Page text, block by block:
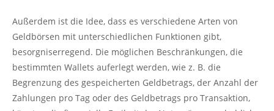
Außerdem ist die Idee, dass es verschiedene Arten von
Geldbörsen mit unterschiedlichen Funktionen gibt,
besorgniserregend. Die möglichen Beschränkungen, die
bestimmten Wallets auferlegt werden, wie z. B. die
Begrenzung des gespeicherten Geldbetrags, der Anzahl der
Zahlungen pro Tag oder des Geldbetrags pro Transaktion,